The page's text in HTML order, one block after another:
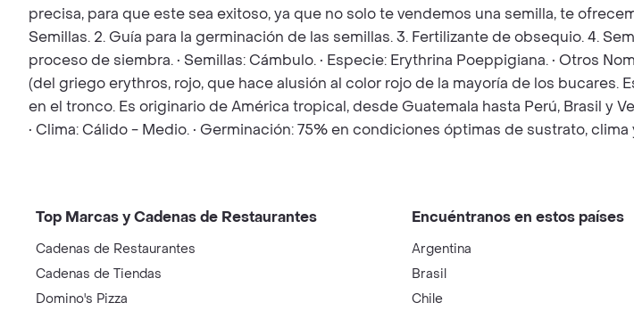
precisa, para que este sea exitoso, ya que no solo te vendemos una semilla, te
Semillas. 2. Guía para la germinación de las semillas. 3. Fertilizante de obsequio. 4.
proceso de siembra. • Semillas: Cámbulo. • Especie: Erythrina Poeppigiana. • Otros
(del griego erythros, rojo, que hace alusión al color rojo de la mayoría de los bucares.
en el tronco. Es originario de América tropical, desde Guatemala hasta Perú, Brasil y
• Clima: Cálido - Medio. • Germinación: 75% en condiciones óptimas de sustrato,
Top Marcas y Cadenas de Restaurantes
Cadenas de Restaurantes
Cadenas de Tiendas
Domino's Pizza
Encuéntranos en estos países
Argentina
Brasil
Chile